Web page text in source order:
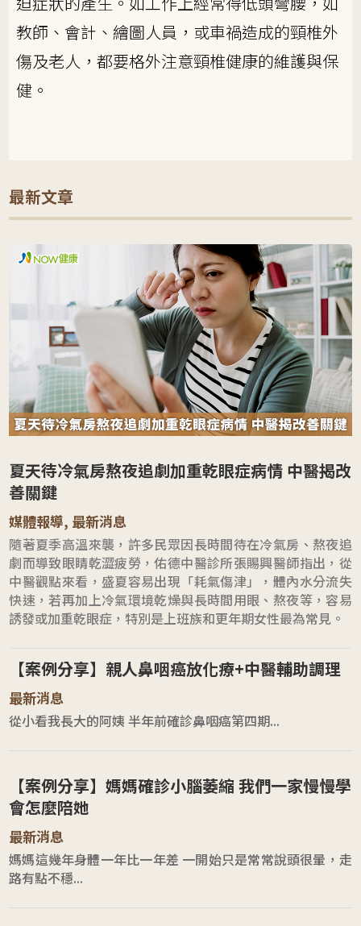
教師、會計、繪圖人員，或車禍造成的頸椎外
傷及老人，都要格外注意頸椎健康的維護與保
健。
最新文章
夏天待冷氣房熬夜追劇加重乾眼症病情 中醫揭改
善關鍵
媒體報導, 最新消息
隨著夏季高溫來襲，許多民眾因長時間待在冷氣房、熬夜追
劇而導致眼睛乾澀疲勞，佑德中醫診所張賜興醫師指出，從
中醫觀點來看，盛夏容易出現「耗氣傷津」，體內水分流失
快速，若再加上冷氣環境乾燥與長時間用眼、熬夜等，容易
誘發或加重乾眼症，特別是上班族和更年期女性最為常見。
【案例分享】親人鼻咽癌放化療+中醫輔助調理
最新消息
從小看我長大的阿姨 半年前確診鼻咽癌第四期...
【案例分享】媽媽確診小腦萎縮 我們一家慢慢學
會怎麼陪她
最新消息
媽媽這幾年身體一年比一年差 一開始只是常常說頭很暈，走
路有點不穩...